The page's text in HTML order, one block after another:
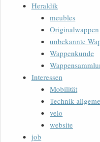
Heraldik
meubles
Originalwappen
unbekannte
Wappenkunde
Interessen
Mobilität
Technik
velo
website
job